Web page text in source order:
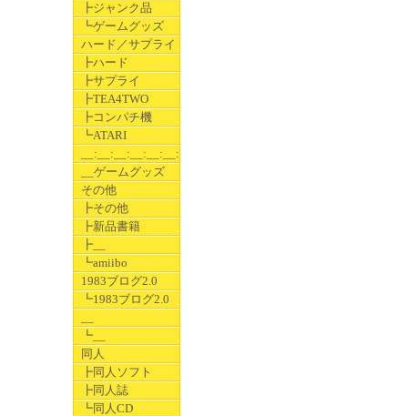
┣ジャンク品
┗ゲームグッズ
ハード／サプライ
┣ハード
┣サプライ
┣TEA4TWO
┣コンパチ機
┗ATARI
__:__:__:__:__:__:__
__ゲームグッズ
その他
┣その他
┣新品書籍
┣__
┗amiibo
1983ブログ2.0
┗1983ブログ2.0
┗__
同人
┣同人ソフト
┣同人誌
┗同人CD